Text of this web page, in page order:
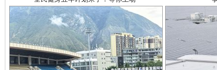
阿坝州三大球赛在茂县开幕 规模